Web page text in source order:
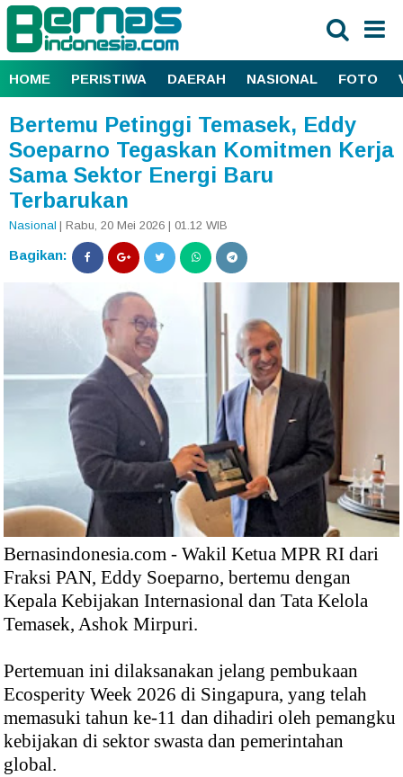
HOME PERISTIWA DAERAH NASIONAL FOTO
Bertemu Petinggi Temasek, Eddy
Soeparno Tegaskan Komitmen Kerja
Sama Sektor Energi Baru
Terbarukan
Nasional | Rabu, 20 Mei 2026 | 01.12 WIB
Bagikan:
Bernasindonesia.com - Wakil Ketua MPR RI dari
Fraksi PAN, Eddy Soeparno, bertemu dengan
Kepala Kebijakan Internasional dan Tata Kelola
Temasek, Ashok Mirpuri.
Pertemuan ini dilaksanakan jelang pembukaan
Ecosperity Week 2026 di Singapura, yang telah
memasuki tahun ke-11 dan dihadiri oleh pemangku
kebijakan di sektor swasta dan pemerintahan
global.